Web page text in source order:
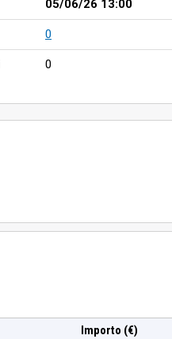
05/06/26 13:00
0
0
Importo (€)